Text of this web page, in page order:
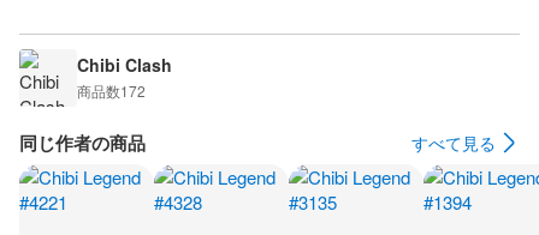
Chibi Clash
商品数172
同じ作者の商品 すべて見る